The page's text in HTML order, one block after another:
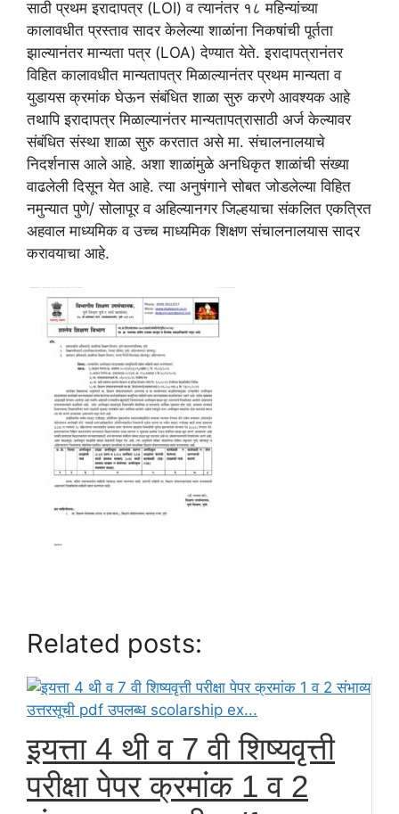
साठी प्रथम इरादापत्र (LOI) व त्यानंतर १८ महिन्यांच्या
कालावधीत प्रस्ताव सादर केलेल्या शाळांना निकषांची पूर्तता
झाल्यानंतर मान्यता पत्र (LOA) देण्यात येते. इरादापत्रानंतर
विहित कालावधीत मान्यतापत्र मिळाल्यानंतर प्रथम मान्यता व
युडायस क्रमांक घेऊन संबंधित शाळा सुरु करणे आवश्यक आहे
तथापि इरादापत्र मिळाल्यानंतर मान्यतापत्रासाठी अर्ज केल्यावर
संबंधित संस्था शाळा सुरु करतात असे मा. संचालनालयाचे
निदर्शनास आले आहे. अशा शाळांमुळे अनधिकृत शाळांची संख्या
वाढलेली दिसून येत आहे. त्या अनुषंगाने सोबत जोडलेल्या विहित
नमुन्यात पुणे/ सोलापूर व अहिल्यानगर जिल्हयाचा संकलित एकत्रित
अहवाल माध्यमिक व उच्च माध्यमिक शिक्षण संचालनालयास सादर
करावयाचा आहे.
Related posts:
इयत्ता 4 थी व 7 वी शिष्यवृत्ती
परीक्षा पेपर क्रमांक 1 व 2